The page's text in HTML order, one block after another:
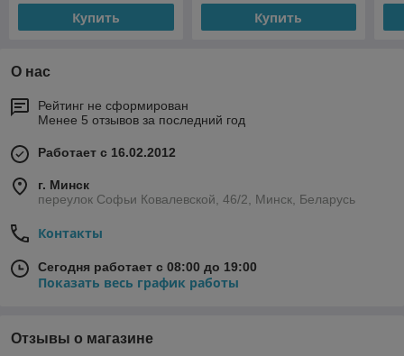
Купить Купить
О нас
Рейтинг не сформирован
Менее 5 отзывов за последний год
Работает с 16.02.2012
г. Минск
переулок Софьи Ковалевской, 46/2, Минск, Беларусь
Контакты
Сегодня работает с 08:00 до 19:00
Показать весь график работы
Отзывы о магазине